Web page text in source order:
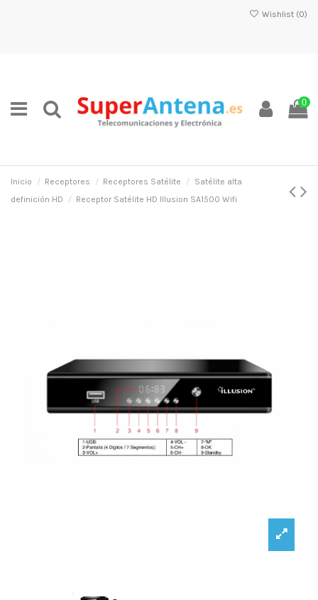
Wishlist (0)
0
Inicio Receptores Receptores Satélite
Satélite alta
definición HD
Receptor Satélite HD Illusion SA1500 Wifi